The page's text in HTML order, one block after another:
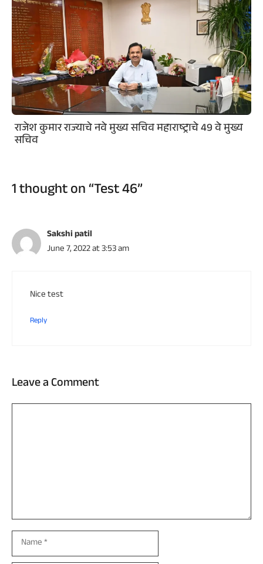
राजेश कुमार राज्याचे नवे मुख्य सचिव महाराष्ट्राचे 49 वे मुख्य
सचिव
1 thought on “Test 46”
Sakshi patil
June 7, 2022 at 3:53 am
Nice test
Reply
Leave a Comment
Comment
Name